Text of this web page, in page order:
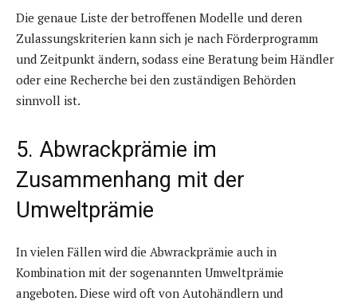
Die genaue Liste der betroffenen Modelle und deren
Zulassungskriterien kann sich je nach Förderprogramm
und Zeitpunkt ändern, sodass eine Beratung beim Händler
oder eine Recherche bei den zuständigen Behörden
sinnvoll ist.
5. Abwrackprämie im
Zusammenhang mit der
Umweltprämie
In vielen Fällen wird die Abwrackprämie auch in
Kombination mit der sogenannten Umweltprämie
angeboten. Diese wird oft von Autohändlern und